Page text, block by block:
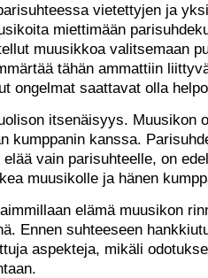
vietettyjen ja
miettimään
muusikkoa valitsemaan
tähän ammattiin
ongelmat saattavat olla
itsenäisyys. Muusikon
kumppanin kanssa.
elää vain parisuhteelle, on
muusikolle ja hänen
elämä muusikon
Ennen suhteeseen
aspekteja, mikäli